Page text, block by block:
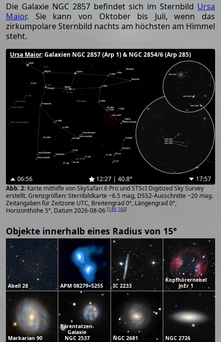
Die Galaxie NGC 2857 befindet sich im Sternbild Ursa
Maior. Sie kann von Oktober bis Juli, wenn das
zirkumpolare Sternbild nachts am höchsten am Himmel
steht.
Ursa Maior: Galaxien NGC 2857 (Arp 1) & NGC 2854/6 (Arp 285)
06:56 12:27 | 40.8°
17:57
Karte mithilfe von SkySafari 6 Pro und STScI Digitized Sky Survey
erstellt. Grenzgrößen: Sternbildkarte ~6.5 mag, DSS2-Ausschnitte ~20 mag.
Zeitangaben für Zeitzone UTC, Breitengrad 0°, Längengrad 0°,
Horizonthöhe 5°, Datum 2026-08-06 [149, 160]
Objekte innerhalb eines Radius von 15°
Abell 28 APM 08279+5255 IC 2233
Kopfhörernebel
JnEr 1
Markarian 90
Bärentatzen-
Galaxie
NGC 2537
NGC 2681 NGC 2726